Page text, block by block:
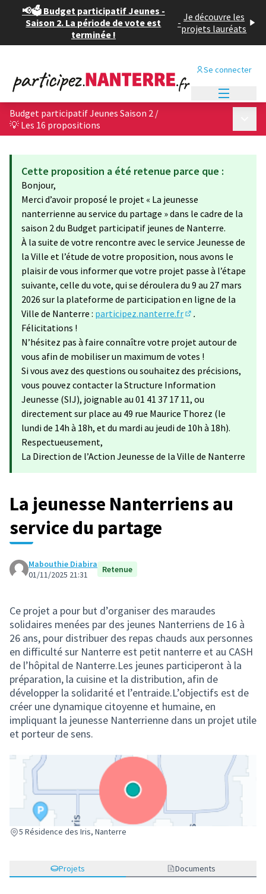
📢🗳️ Budget participatif Jeunes -
Saison 2. La période de vote est
terminée !
- Je découvre les
projets lauréats
Se connecter
Budget participatif Jeunes Saison 2 /
💡 Les 16 propositions
Cette proposition a été retenue parce que :
Bonjour,
Merci d’avoir proposé le projet « La jeunesse
nanterrienne au service du partage » dans le cadre de la
saison 2 du Budget participatif jeunes de Nanterre.
À la suite de votre rencontre avec le service Jeunesse de
la Ville et l’étude de votre proposition, nous avons le
plaisir de vous informer que votre projet passe à l’étape
suivante, celle du vote, qui se déroulera du 9 au 27 mars
2026 sur la plateforme de participation en ligne de la
Ville de Nanterre : participez.nanterre.fr
.
Félicitations !
N’hésitez pas à faire connaître votre projet autour de
vous afin de mobiliser un maximum de votes !
Si vous avez des questions ou souhaitez des précisions,
vous pouvez contacter la Structure Information
Jeunesse (SIJ), joignable au 01 41 37 17 11, ou
directement sur place au 49 rue Maurice Thorez (le
lundi de 14h à 18h, et du mardi au jeudi de 10h à 18h).
Respectueusement,
La Direction de l’Action Jeunesse de la Ville de Nanterre
La jeunesse Nanterriens au
service du partage
Mabouthie Diabira
01/11/2025 21:31
Retenue
Ce projet a pour but d’organiser des maraudes
solidaires menées par des jeunes Nanterriens de 16 à
26 ans, pour distribuer des repas chauds aux personnes
en difficulté sur Nanterre est petit nanterre et au CASH
de l’hôpital de Nanterre.Les jeunes participeront à la
préparation, la cuisine et la distribution, afin de
développer la solidarité et l’entraide.L’objectifs est de
créer une dynamique citoyenne et humaine, en
impliquant la jeunesse Nanterrienne dans un projet utile
et porteur de sens.
5 Résidence des Iris, Nanterre
(Lien externe)
Projets Documents